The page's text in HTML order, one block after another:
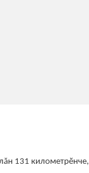
131 километрӗнче,